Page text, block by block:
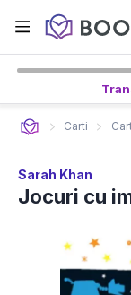
Carti
Sarah Khan
Jocuri cu